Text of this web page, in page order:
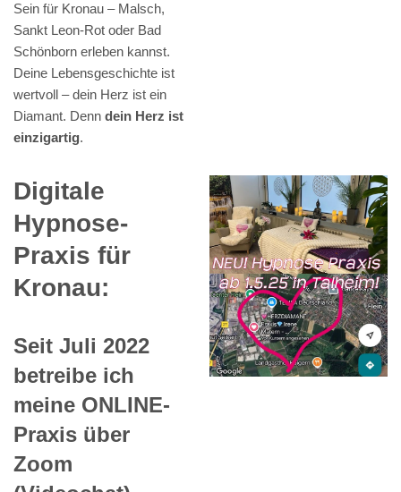
Sein für Kronau – Malsch,
Sankt Leon-Rot oder Bad
Schönborn erleben kannst.
Deine Lebensgeschichte ist
wertvoll – dein Herz ist ein
Diamant. Denn dein Herz ist
einzigartig.
Digitale
Hypnose-
Praxis für
Kronau:
Seit Juli 2022
betreibe ich
meine ONLINE-
Praxis über
Zoom